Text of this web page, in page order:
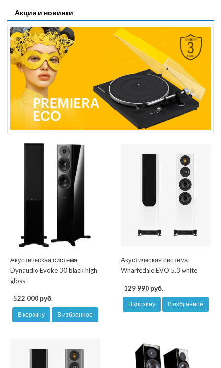
Акции и новинки
Акустическая система
Dynaudio Evoke 30 black high
gloss
522 000 руб.
В корзину В избранное
Акустическая система
Wharfedale EVO 5.3 white
129 990 руб.
В корзину В избранное